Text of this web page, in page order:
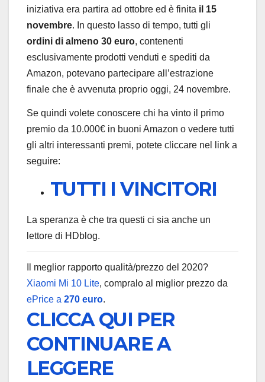
iniziativa era partira ad ottobre ed è finita il 15
novembre. In questo lasso di tempo, tutti gli
ordini di almeno 30 euro, contenenti
esclusivamente prodotti venduti e spediti da
Amazon, potevano partecipare all’estrazione
finale che è avvenuta proprio oggi, 24 novembre.
Se quindi volete conoscere chi ha vinto il primo
premio da 10.000€ in buoni Amazon o vedere tutti
gli altri interessanti premi, potete cliccare nel link a
seguire:
TUTTI I VINCITORI
La speranza è che tra questi ci sia anche un
lettore di HDblog.
Il meglior rapporto qualità/prezzo del 2020?
Xiaomi Mi 10 Lite, compralo al miglior prezzo da
ePrice a 270 euro.
CLICCA QUI PER
CONTINUARE A
LEGGERE